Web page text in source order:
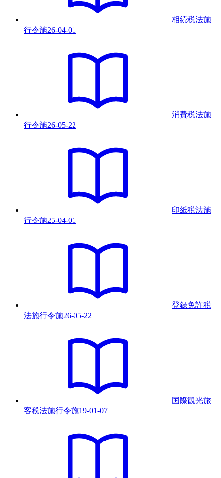
相続税法施
行令施26-04-01
消費税法施
行令施26-05-22
印紙税法施
行令施25-04-01
登録免許税
法施行令施26-05-22
国際観光旅
客税法施行令施19-01-07